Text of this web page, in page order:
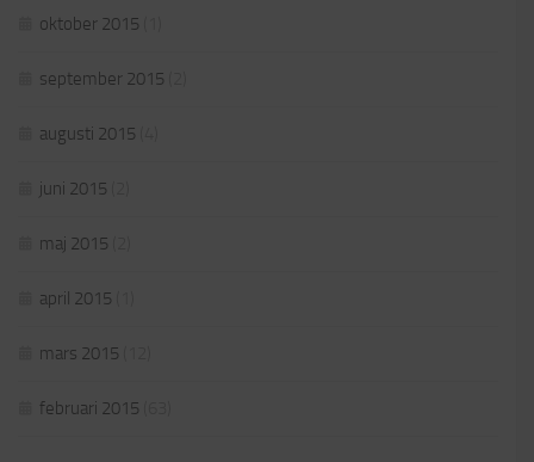
oktober 2015
september 2015
augusti 2015
juni 2015
maj 2015
april 2015
mars 2015
februari 2015